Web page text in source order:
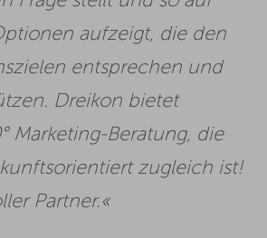
aufzeigt, die den
entsprechen und
Dreikon bietet
Marketing-Beratung, die
zugleich ist!
Partner.